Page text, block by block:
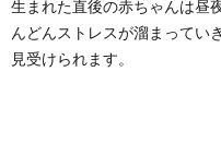
生まれた直後の赤ちゃんは昼
んどんストレスが溜まってい
見受けられます。